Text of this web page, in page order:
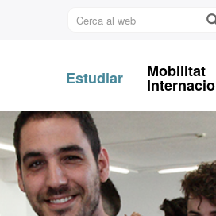
Cerca
Estudiar Mobilitat